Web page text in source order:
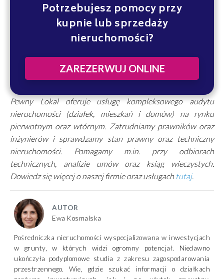
Potrzebujesz pomocy przy
kupnie lub sprzedaży
nieruchomości?
ZAREZERWUJ ONLINE
Pewny Lokal oferuje usługę kompleksowego audytu
nieruchomości (działek, mieszkań i domów) na rynku
pierwotnym oraz wtórnym. Zatrudniamy prawników oraz
inżynierów i sprawdzamy stan prawny oraz techniczny
nieruchomości. Pomagamy m.in. przy odbiorach
technicznych, analizie umów oraz ksiąg wieczystych.
Dowiedz się więcej o naszej firmie oraz usługach tutaj.
AUTOR
Ewa Kosmalska
Pośredniczka nieruchomości wyspecjalizowana w inwestycjach
w grunty, w których widzi ogromny potencjał. Niedawno
ukończyła podyplomowe studia z zakresu zagospodarowania
przestrzennego. Wie, gdzie szukać informacji o działkach